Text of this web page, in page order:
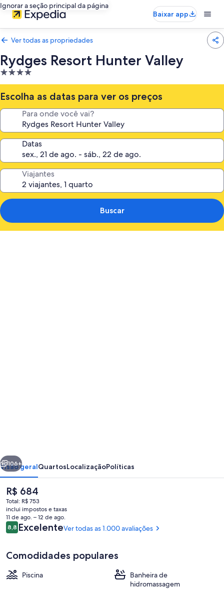
Ignorar a seção principal da página
Baixar app
Ver todas as propriedades
Rydges Resort Hunter Valley
Propriedade
4.0
estrelas
Escolha as datas para ver os preços
Para onde você vai?
Datas
Viajantes
Buscar
Entrada da propriedade
Próximo
106+
Visão geralQuartosLocalizaçãoPolíticas
O
preço
atual
é
R$ 684
R$ 684
Total: R$ 753
inclui impostos e taxas
11 de ago. – 12 de ago.
Avaliações
8,88,8 de 10
ExcelenteVer todas as 1.000 avaliações
Comodidades populares
Piscina
Banheira de
hidromassagem